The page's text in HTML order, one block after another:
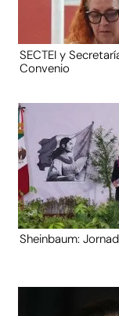
SECTEI y
Convenio
Sheinbaum: